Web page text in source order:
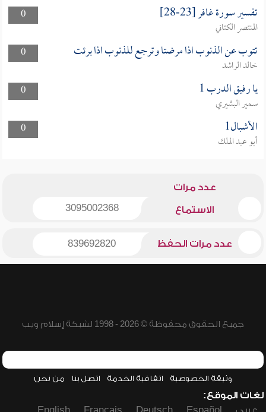
0
تفسير سورة غافر [23-28]
المنتصر الكتاني
0
تتوب عن الذنوب اذا مرضتا وترجع للذنوب اذا برئت
خالد الراشد
0
يا رفيق الدرب 1
سمير البشيري
0
الأشبال1
أبو عبد الملك
عدد مرات
الاستماع 3095002368
عدد مرات الحفظ 839692820
جميع الحقوق محفوظة © 2026 - 1998 لشبكة إسلام ويب
وثيقة الخصوصية اتفاقية الخدمة اتصل بنا من نحن
لغات الموقع: